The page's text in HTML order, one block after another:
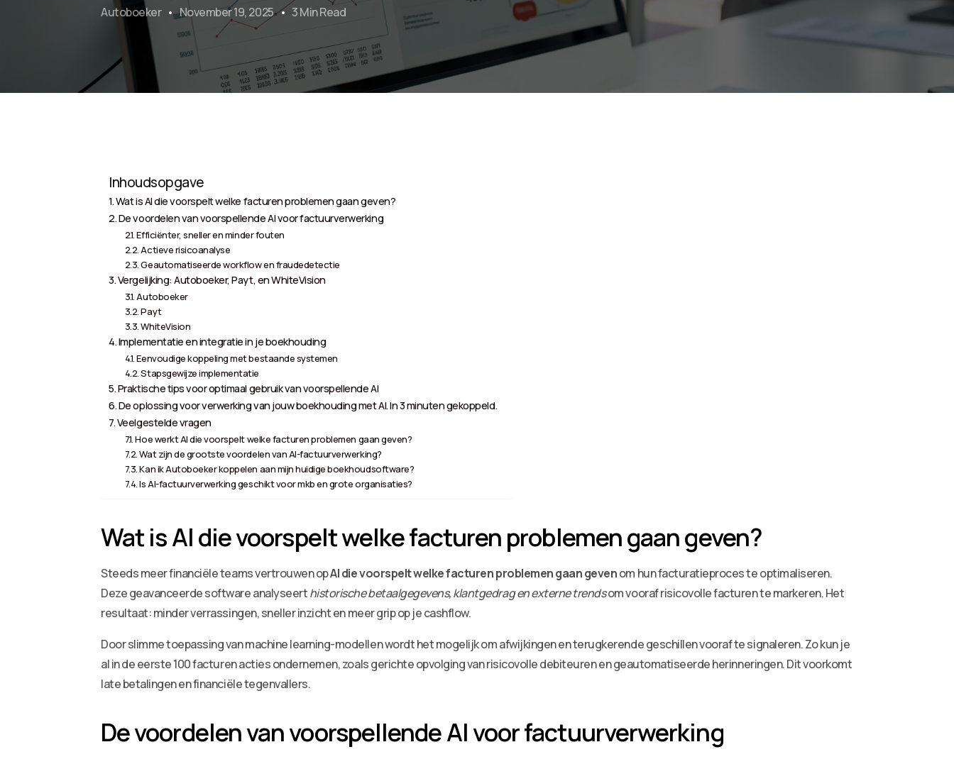
Autoboeker November 19, 2025 3 Min Read
Inhoudsopgave
Wat is AI die voorspelt welke facturen problemen gaan geven?
De voordelen van voorspellende AI voor factuurverwerking
Efficiënter, sneller en minder fouten
Actieve risicoanalyse
Geautomatiseerde workflow en fraudedetectie
Vergelijking: Autoboeker, Payt, en WhiteVision
Autoboeker
Payt
WhiteVision
Implementatie en integratie in je boekhouding
Eenvoudige koppeling met bestaande systemen
Stapsgewijze implementatie
Praktische tips voor optimaal gebruik van voorspellende AI
De oplossing voor verwerking van jouw boekhouding met AI. In 3 minuten gekoppeld.
Veelgestelde vragen
Hoe werkt AI die voorspelt welke facturen problemen gaan geven?
Wat zijn de grootste voordelen van AI-factuurverwerking?
Kan ik Autoboeker koppelen aan mijn huidige boekhoudsoftware?
Is AI-factuurverwerking geschikt voor mkb en grote organisaties?
Wat is AI die voorspelt welke facturen problemen gaan geven?
Steeds meer financiële teams vertrouwen opAI die voorspelt welke facturen problemen gaan gevenom hun facturatieproces te optimaliseren.
Deze geavanceerde software analyseerthistorische betaalgegevens, klantgedrag en externe trendsom vooraf risicovolle facturen te markeren. Het
resultaat: minder verrassingen, sneller inzicht en meer grip op je cashflow.
Door slimme toepassing van machine learning-modellen wordt het mogelijk om afwijkingen en terugkerende geschillen vooraf te signaleren. Zo kun je
al in de eerste 100 facturen acties ondernemen, zoals gerichte opvolging van risicovolle debiteuren en geautomatiseerde herinneringen. Dit voorkomt
late betalingen en financiële tegenvallers.
De voordelen van voorspellende AI voor factuurverwerking